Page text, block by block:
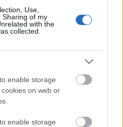
Use,
Sharing of my
with the
collected.
enable storage
on web or
enable storage
również hasła